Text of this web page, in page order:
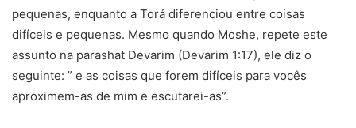
pequenas, enquanto a Torá diferenciou entre coisas
difíceis e pequenas. Mesmo quando Moshe, repete este
assunto na parashat Devarim (Devarim 1:17), ele diz o
seguinte: ” e as coisas que forem difíceis para vocês
aproximem-as de mim e escutarei-as”.